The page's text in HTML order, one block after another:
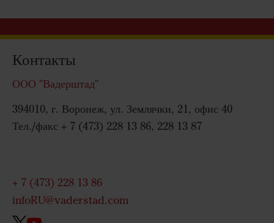
Контакты
ООО "Вадерштад"
394010, г. Воронеж, ул. Землячки, 21, офис 40
Тел./факс + 7 (473) 228 13 86, 228 13 87
+ 7 (473) 228 13 86
infoRU@vaderstad.com